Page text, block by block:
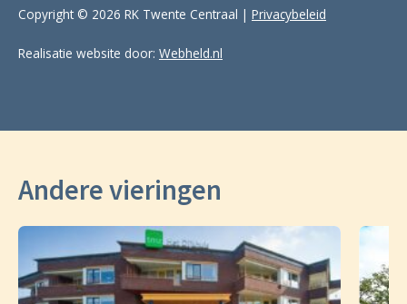
Copyright © 2026 RK Twente Centraal | Privacybeleid
Realisatie website door: Webheld.nl
Andere vieringen